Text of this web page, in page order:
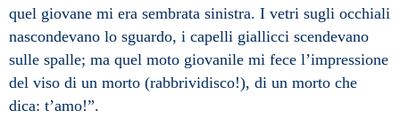
quel giovane mi era sembrata sinistra. I vetri sugli occhiali
nascondevano lo sguardo, i capelli giallicci scendevano
sulle spalle; ma quel moto giovanile mi fece l’impressione
del viso di un morto (rabbrividisco!), di un morto che
dica: t’amo!”.